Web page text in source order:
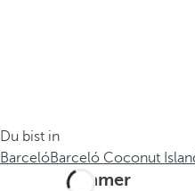
Du bist in
BarcelóBarceló Coconut
Zimmer